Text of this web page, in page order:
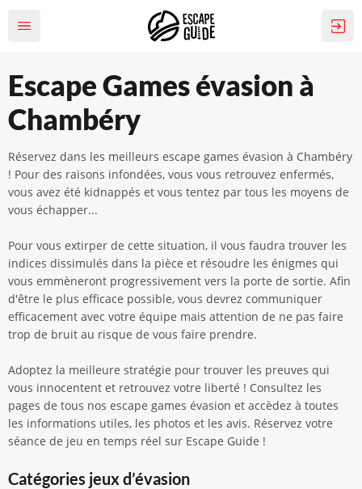
Escape Games évasion à
Chambéry
Réservez dans les meilleurs escape games évasion à Chambéry
! Pour des raisons infondées, vous vous retrouvez enfermés,
vous avez été kidnappés et vous tentez par tous les moyens de
vous échapper...
Pour vous extirper de cette situation, il vous faudra trouver les
indices dissimulés dans la pièce et résoudre les énigmes qui
vous emmèneront progressivement vers la porte de sortie. Afin
d'être le plus efficace possible, vous devrez communiquer
efficacement avec votre équipe mais attention de ne pas faire
trop de bruit au risque de vous faire prendre.
Adoptez la meilleure stratégie pour trouver les preuves qui
vous innocentent et retrouvez votre liberté ! Consultez les
pages de tous nos escape games évasion et accèdez à toutes
les informations utiles, les photos et les avis. Réservez votre
séance de jeu en temps réel sur Escape Guide !
Catégories jeux d’évasion